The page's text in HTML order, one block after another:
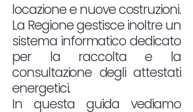
locazione e nuove costruzioni.
La Regione gestisce inoltre un
sistema informatico dedicato
per la raccolta e la
consultazione degli attestati
energetici.
In questa guida vediamo